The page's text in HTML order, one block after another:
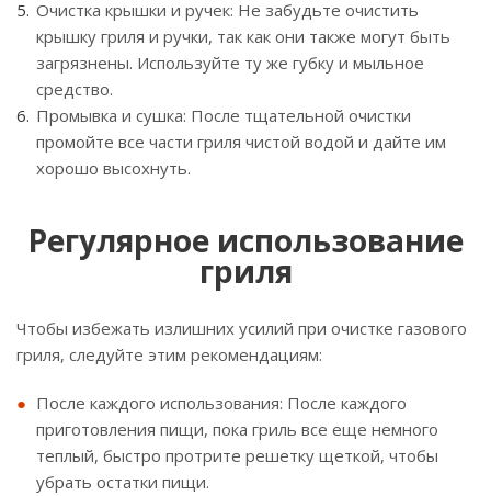
Очистка крышки и ручек: Не забудьте очистить
крышку гриля и ручки, так как они также могут быть
загрязнены. Используйте ту же губку и мыльное
средство.
Промывка и сушка: После тщательной очистки
промойте все части гриля чистой водой и дайте им
хорошо высохнуть.
Регулярное использование
гриля
Чтобы избежать излишних усилий при очистке газового
гриля, следуйте этим рекомендациям:
После каждого использования: После каждого
приготовления пищи, пока гриль все еще немного
теплый, быстро протрите решетку щеткой, чтобы
убрать остатки пищи.